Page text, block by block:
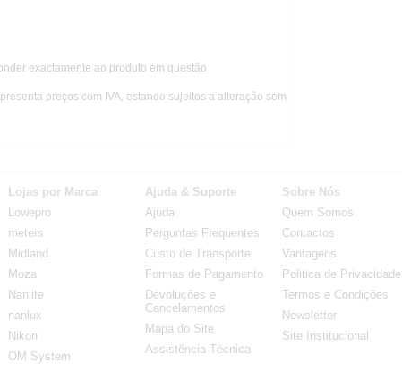
exactamente ao produto em questão
preços com IVA, estando sujeitos a alteração sem
Lojas por Marca
Lowepro
meters
Midland
Moza
Nanlite
nanlux
Nikon
OM System
Ajuda & Suporte
Ajuda
Perguntas Frequentes
Custo de Transporte
Formas de Pagamento
Devoluções e
Cancelamentos
Mapa do Site
Assistência Técnica
Sobre Nós
Quem Somos
Contactos
Vantagens
Politica de Privacidade
Termos e Condições
Newsletter
Site Institucional